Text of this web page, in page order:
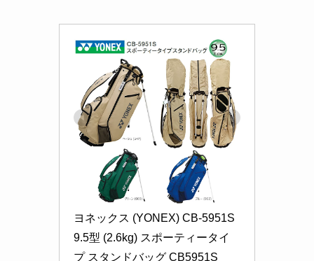
ヨネックス (YONEX) CB-5951S
9.5型 (2.6kg) スポーティータイ
プ スタンドバッグ CB5951S